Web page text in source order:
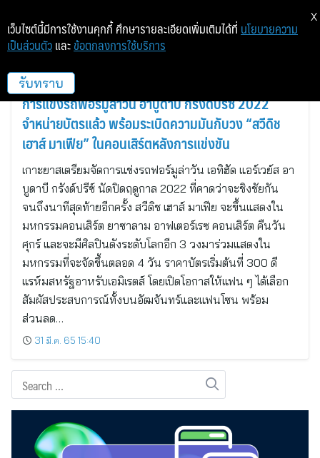
เกาะยาส, อาบูดาบี, สหรัฐอาหรับเอมิเรตส์
การแข่งรถฟอร์มูล่าวัน อาบูดาบี กรังด์ปรีซ์ 2022
จำหน่ายบัตรแล้ว พร้อมระเบิดความมันกับวง “สวีดิช
เฮาส์ มาเฟีย” ในคอนเสิร์ตหลังการแข่งขัน
เกาะยาสเตรียมจัดการแข่งรถฟอร์มูล่าวัน เอทิฮัด แอร์เวย์ส อา
บูดาบี กรังด์ปรีซ์ นัดปิดฤดูกาล 2022 ที่คาดว่าจะชิงชัยกัน
จนถึงนาทีสุดท้ายอีกครั้ง สวีดิช เฮาส์ มาเฟีย จะขึ้นแสดงใน
มหกรรมคอนเสิร์ต ยาซาลาม อาฟเตอร์เรซ คอนเสิร์ต คืนวัน
ศุกร์ และจะมีศิลปินดังระดับโลกอีก 3 วงมาร่วมแสดงใน
มหกรรมที่จะจัดขึ้นตลอด 4 วัน ราคาบัตรเริ่มต้นที่ 300 ดี
แรห์มสหรัฐอาหรับเอมิเรตส์ โดยเปิดโอกาสให้แฟน ๆ ได้เลือก
สัมผัสประสบการณ์ทั้งบนอัฒจันทร์และแฟนโซน พร้อม
ส่วนลด…
31 มี.ค. 65 15:40
เว็บไซต์นี้มีการใช้งานคุกกี้ ศึกษารายละเอียดเพิ่มเติมได้ที่ นโยบายความ
เป็นส่วนตัว และ ข้อตกลงการใช้บริการ
รับทราบ
X